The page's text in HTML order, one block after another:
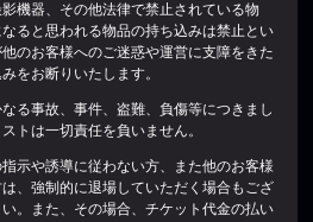
機器、その他法律で禁止されている物
ると思われる物品の持ち込みは禁止とい
のお客様へのご迷惑や運営に支障をきた
をお断りいたします。
る事故、事件、盗難、負傷等につきまし
トは一切責任を負いません。
示や誘導に従わない方、また他のお客様
、強制的に退場していただく場合もござ
。また、その場合、チケット代金の払い